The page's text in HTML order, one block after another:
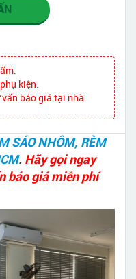
kiện.
báo giá tại nhà.
SÁO NHÔM, RÈM
. Hãy gọi ngay
báo giá miễn phí